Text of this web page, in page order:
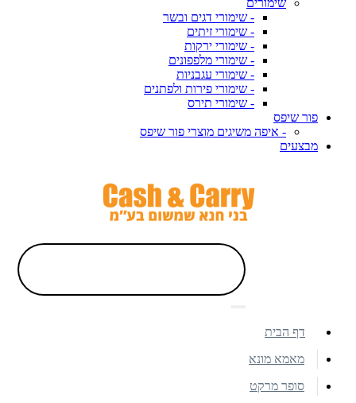
שימורים
- שימורי דגים ובשר
- שימורי זיתים
- שימורי ירקות
- שימורי מלפפונים
- שימורי עגבניות
- שימורי פירות ולפתנים
- שימורי תירס
פור שיפס
- איפה משיגים מוצרי פור שיפס
מבצעים
דף הבית
מאמא מונא
סופר מרקט